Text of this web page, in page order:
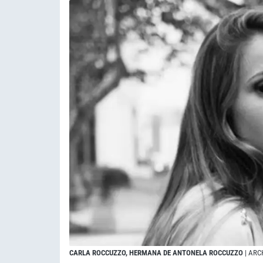
CARLA ROCCUZZO, HERMANA DE ANTONELA ROCCUZZO |